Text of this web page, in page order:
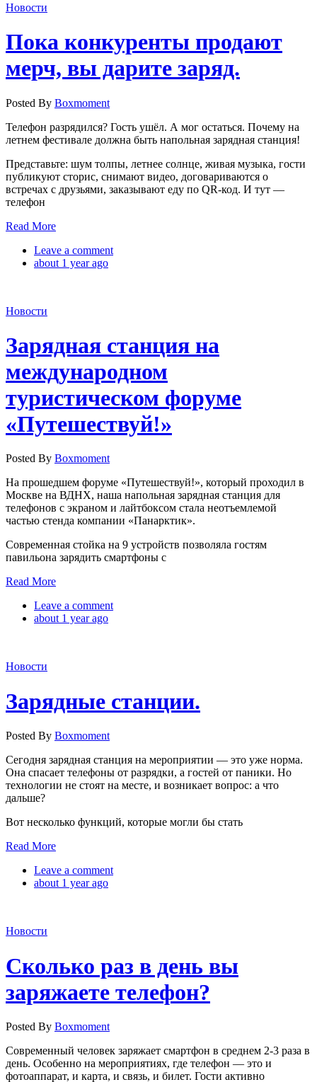
Новости
Пока конкуренты продают
мерч, вы дарите заряд.
Posted By Boxmoment
Телефон разрядился? Гость ушёл. А мог остаться. Почему на
летнем фестивале должна быть напольная зарядная станция!
Представьте: шум толпы, летнее солнце, живая музыка, гости
публикуют сторис, снимают видео, договариваются о
встречах с друзьями, заказывают еду по QR-код. И тут —
телефон
Read More
Leave a comment
about 1 year ago
Новости
Зарядная станция на
международном
туристическом форуме
«Путешествуй!»
Posted By Boxmoment
На прошедшем форуме «Путешествуй!», который проходил в
Москве на ВДНХ, наша напольная зарядная станция для
телефонов с экраном и лайтбоксом стала неотъемлемой
частью стенда компании «Панарктик».
Современная стойка на 9 устройств позволяла гостям
павильона зарядить смартфоны с
Read More
Leave a comment
about 1 year ago
Новости
Зарядные станции.
Posted By Boxmoment
Сегодня зарядная станция на мероприятии — это уже норма.
Она спасает телефоны от разрядки, а гостей от паники. Но
технологии не стоят на месте, и возникает вопрос: а что
дальше?
Вот несколько функций, которые могли бы стать
Read More
Leave a comment
about 1 year ago
Новости
Cколько раз в день вы
заряжаете телефон?
Posted By Boxmoment
Современный человек заряжает смартфон в среднем 2-3 раза в
день. Особенно на мероприятиях, где телефон — это и
фотоаппарат, и карта, и связь, и билет. Гости активно